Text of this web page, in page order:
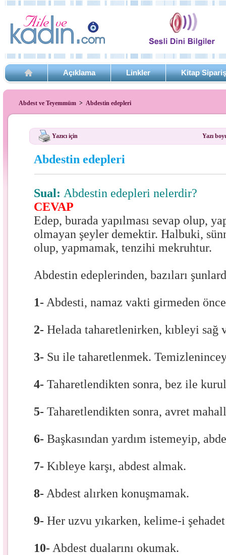
Açıklama Linkler Kitap
Abdest ve Teyemmüm > Abdestin edepleri
Yazıcı için Yazı
Abdestin edepleri
Sual: Abdestin edepleri nelerdir?
CEVAP
Edep, burada yapılması sevap olup,
olmayan şeyler demektir. Halbuki,
olup, yapmamak, tenzihi mekruhtur.
Abdestin edeplerinden, bazıları
1- Abdesti, namaz vakti girmeden
2- Helada taharetlenirken, kıbleyi sağ
3- Su ile taharetlenmek.
4- Taharetlendikten sonra, bez ile
5- Taharetlendikten sonra, avret
6-Başkasından yardım istemeyip,
7- Kıbleye karşı, abdest almak.
8- Abdest alırken konuşmamak.
9- Her uzvu yıkarken, kelime-i
10- Abdest dualarını okumak.